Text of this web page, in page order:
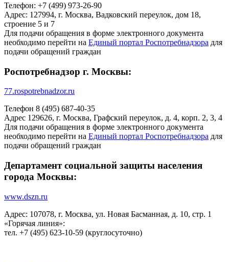
Телефон: +7 (499) 973-26-90
Адрес: 127994, г. Москва, Вадковский переулок, дом 18,
строение 5 и 7
Для подачи обращения в форме электронного документа
необходимо перейти на Единый портал Роспотребнадзора для
подачи обращений граждан
Роспотребнадзор г. Москвы:
77.rospotrebnadzor.ru
Телефон 8 (495) 687-40-35
Адрес 129626, г. Москва, Графский переулок, д. 4, корп. 2, 3, 4
Для подачи обращения в форме электронного документа
необходимо перейти на Единый портал Роспотребнадзора для
подачи обращений граждан
Департамент социальной защиты населения
города Москвы:
www.dszn.ru
Адрес: 107078, г. Москва, ул. Новая Басманная, д. 10, стр. 1
«Горячая линия»:
тел. +7 (495) 623-10-59 (круглосуточно)